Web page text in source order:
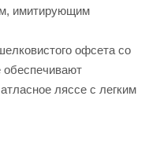
имитирующим
офсета со
обеспечивают
ляссе с легким